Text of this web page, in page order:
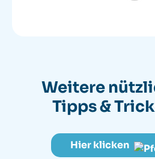
Weitere
Tipps &
Hier klicken